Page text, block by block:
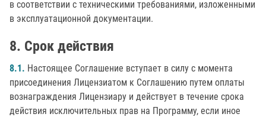
в соответствии с техническими требованиями, изложенными
в эксплуатационной документации.
Срок действия
8.1. Настоящее Соглашение вступает в силу с момента
присоединения Лицензиатом к Соглашению путем оплаты
вознаграждения Лицензиару и действует в течение срока
действия исключительных прав на Программу, если иное